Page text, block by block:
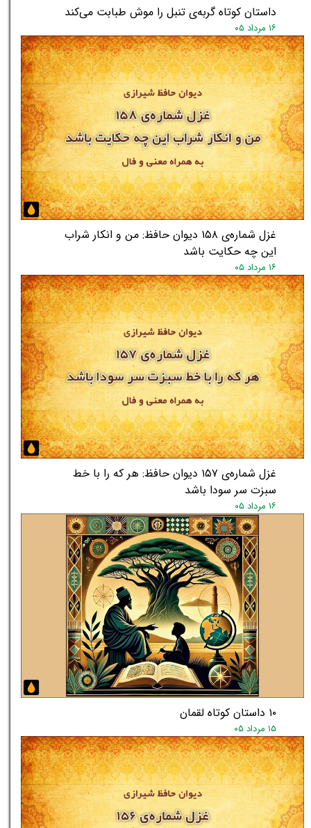
★★
داستان کوتاه گربه‌ی تنبل را موش طبابت می‌کند
۱۶ مرداد ۰۵
غزل شماره‌ی ۱۵۸ دیوان حافظ: من و انکار شراب
این چه حکایت باشد
۱۶ مرداد ۰۵
غزل شماره‌ی ۱۵۷ دیوان حافظ: هر که را با خط
سبزت سر سودا باشد
۱۶ مرداد ۰۵
۱۰ داستان کوتاه لقمان
۱۵ مرداد ۰۵